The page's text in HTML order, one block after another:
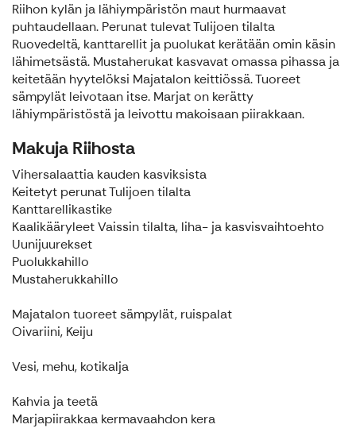
Riihon kylän ja lähiympäristön maut hurmaavat
puhtaudellaan. Perunat tulevat Tulijoen tilalta
Ruovedeltä, kanttarellit ja puolukat kerätään omin käsin
lähimetsästä. Mustaherukat kasvavat omassa pihassa ja
keitetään hyytelöksi Majatalon keittiössä. Tuoreet
sämpylät leivotaan itse. Marjat on kerätty
lähiympäristöstä ja leivottu makoisaan piirakkaan.
Makuja Riihosta
Vihersalaattia kauden kasviksista
Keitetyt perunat Tulijoen tilalta
Kanttarellikastike
Kaalikääryleet Vaissin tilalta, liha- ja kasvisvaihtoehto
Uunijuurekset
Puolukkahillo
Mustaherukkahillo
Majatalon tuoreet sämpylät, ruispalat
Oivariini, Keiju
Vesi, mehu, kotikalja
Kahvia ja teetä
Marjapiirakkaa kermavaahdon kera